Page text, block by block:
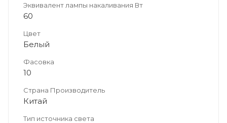
Эквивалент лампы накаливания Вт
60
Цвет
Белый
Фасовка
10
Страна Производитель
Китай
Тип источника света